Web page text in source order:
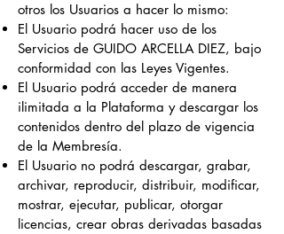
otros los Usuarios a hacer lo mismo:
El Usuario podrá hacer uso de los
Servicios de GUIDO ARCELLA DIEZ, bajo
conformidad con las Leyes Vigentes.
El Usuario podrá acceder de manera
ilimitada a la Plataforma y descargar los
contenidos dentro del plazo de vigencia
de la Membresía.
El Usuario no podrá descargar, grabar,
archivar, reproducir, distribuir, modificar,
mostrar, ejecutar, publicar, otorgar
licencias, crear obras derivadas basadas